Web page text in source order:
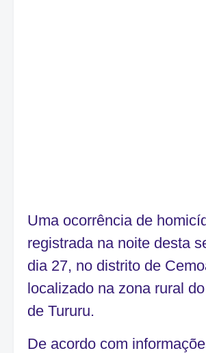
Uma ocorrência de
registrada na noite desta
dia 27, no distrito de
localizado na zona rural
de Tururu.
De acordo com